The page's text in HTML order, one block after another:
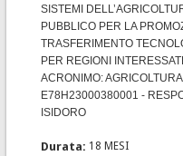
SISTEMI
PUBBLICO PER LA
TRASFERIMENTO
PER REGIONI
ACRONIMO:
E78H23000380001 -
ISIDORO
Durata: 18 MESI